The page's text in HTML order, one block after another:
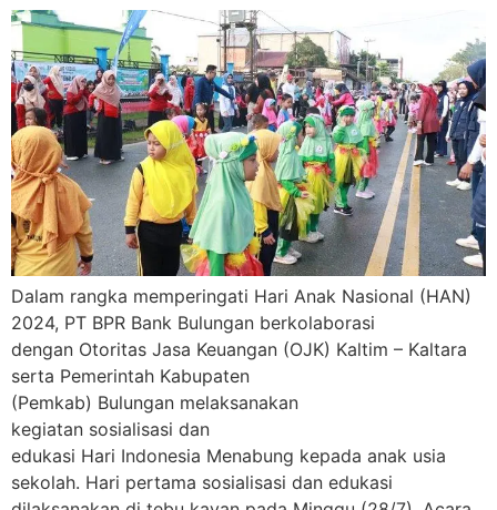
Dalam rangka memperingati Hari Anak Nasional (HAN)
2024, PT BPR Bank Bulungan berkolaborasi
dengan Otoritas Jasa Keuangan (OJK) Kaltim – Kaltara
serta Pemerintah Kabupaten
(Pemkab) Bulungan melaksanakan
kegiatan sosialisasi dan
edukasi Hari Indonesia Menabung kepada anak usia
sekolah. Hari pertama sosialisasi dan edukasi